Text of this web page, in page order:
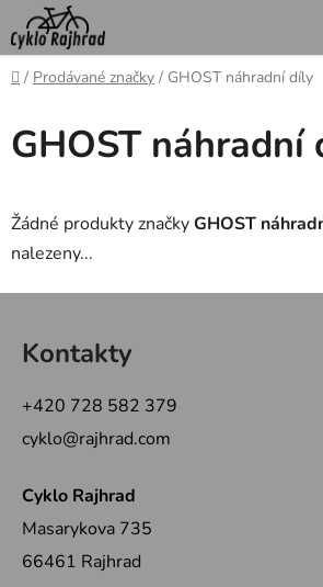
Přejít
na
obsah
Domů
/ Prodávané značky / GHOST náhradní díly
GHOST náhradní
Žádné produkty značkyGHOST
nalezeny...
Kontakty
+420 728 582 379
cyklo@rajhrad.com
Cyklo Rajhrad
Masarykova 735
66461 Rajhrad